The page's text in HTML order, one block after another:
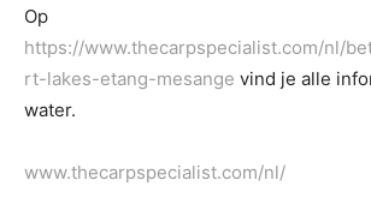
Op
https://www.thecarpspecialist.com/nl/
rt-lakes-etang-mesange vind je alle
water.
www.thecarpspecialist.com/nl/